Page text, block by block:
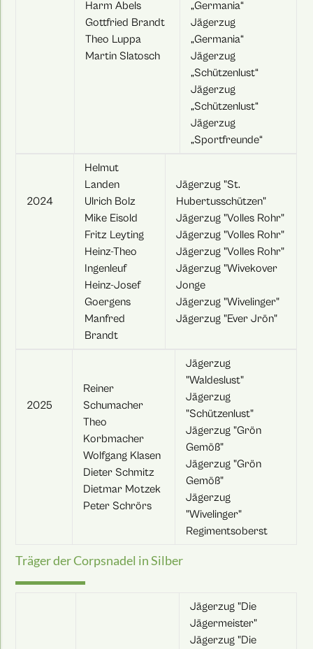
Harm Abels
Gottfried Brandt
Theo Luppa
Martin Slatosch
„Germania“
Jägerzug
„Germania“
Jägerzug
„Schützenlust“
Jägerzug
„Schützenlust“
Jägerzug
„Sportfreunde“
2024
Helmut
Landen
Ulrich Bolz
Mike Eisold
Fritz Leyting
Heinz-Theo
Ingenleuf
Heinz-Josef
Goergens
Manfred
Brandt
Jägerzug "St.
Hubertusschützen"
Jägerzug "Volles Rohr"
Jägerzug "Volles Rohr"
Jägerzug "Volles Rohr"
Jägerzug "Wivekover
Jonge
Jägerzug "Wivelinger"
Jägerzug "Ever Jrön"
2025
Reiner
Schumacher
Theo
Korbmacher
Wolfgang Klasen
Dieter Schmitz
Dietmar Motzek
Peter Schrörs
Jägerzug
"Waldeslust"
Jägerzug
"Schützenlust"
Jägerzug "Grön
Gemöß"
Jägerzug "Grön
Gemöß"
Jägerzug
"Wivelinger"
Regimentsoberst
Träger der Corpsnadel in Silber
Jägerzug "Die
Jägermeister"
Jägerzug "Die